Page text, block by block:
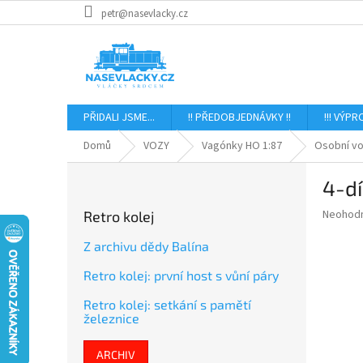
na
petr@nasevlacky.cz
PŘIDALI JSME... !! PŘEDOBJEDNÁVKY !! !!!
Domů
VOZY Vagónky HO 1:87 Osobní
Retro kolej
Z archivu dědy Balína
Retro kolej: první host s vůní páry
Retro kolej: setkání s pamětí
železnice
ARCHIV
4-